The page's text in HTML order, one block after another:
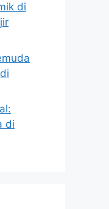
di
di